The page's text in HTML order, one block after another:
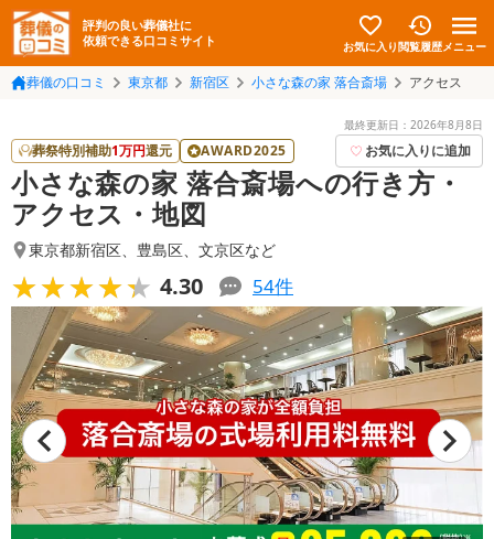
評判の良い葬儀社に
依頼できる口コミサイト
お気に入り閲覧履歴メニュー
葬儀の口コミ 東京都 新宿区 小さな森の家 落合斎場 アクセス
最終更新日： 2026年8月8日
葬祭特別補助1万円還元 AWARD2025 お気に入りに追加
小さな森の家 落合斎場への行き方・
アクセス・地図
東京都新宿区、 豊島区、 文京区など
★★★★★
★★★★★ 4.30 54件